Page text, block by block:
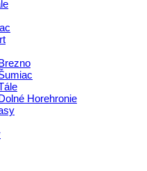
Horehronie